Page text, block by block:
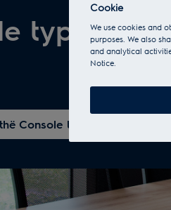
type
Console type indoor units
Cookie
We use cookies and
purposes. We also
and analytical
Notice.